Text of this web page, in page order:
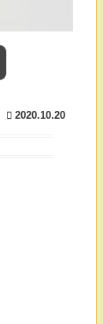
2020.10.20